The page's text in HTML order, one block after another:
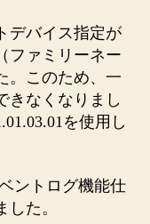
ス)
へ
の
デバイス指定が
ファミリーネー
。このため、一
きなくなりまし
を使用し
ントログ機能仕
た。